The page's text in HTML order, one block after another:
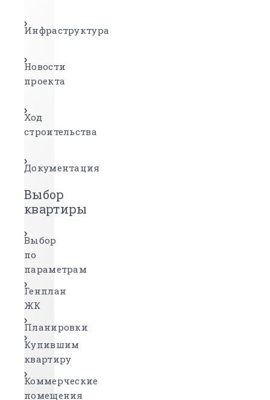
Инфраструктура
Новости
проекта
Ход
строительства
Документация
Выбор
квартиры
Выбор
по
параметрам
Генплан
ЖК
Планировки
Купившим
квартиру
Коммерческие
помещения